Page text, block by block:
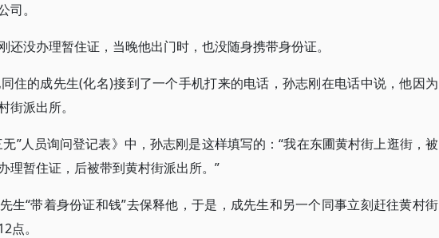
。
还没办理暂住证，当晚他出门时，也没随身携带身份证。
住的成先生(化名)接到了一个手机打来的电话，孙志刚在电话中说，他因为
派出所。
”人员询问登记表》中，孙志刚是这样填写的：“我在东圃黄村街上逛街，被
理暂住证，后被带到黄村街派出所。”
生“带着身份证和钱”去保释他，于是，成先生和另一个同事立刻赶往黄村街
点。